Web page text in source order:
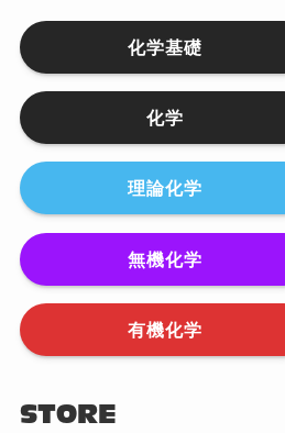
化学基礎
化学
理論化学
無機化学
有機化学
STORE